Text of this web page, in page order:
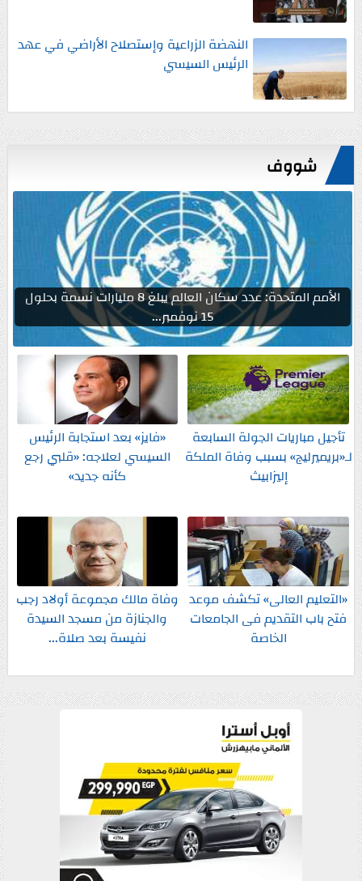
النهضة الزراعية وإستصلاح الأراضي في عهد
الرئيس السيسي
شووف
الأمم المتحدة: عدد سكان العالم يبلغ 8 مليارات نسمة بحلول
15 نوفمبر...
تأجيل مباريات الجولة السابعة
لـ«بريميرليج» بسبب وفاة الملكة
إليزابيث
«فايز» بعد استجابة الرئيس
السيسي لعلاجه: «قلبي رجع
كأنه جديد»
«التعليم العالى» تكشف موعد
فتح باب التقديم فى الجامعات
الخاصة
وفاة مالك مجموعة أولاد رجب
والجنازة من مسجد السيدة
نفيسة بعد صلاة...